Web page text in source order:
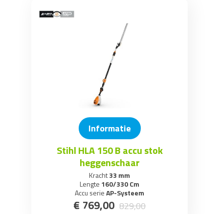
Informatie
Stihl HLA 150 B accu stok
heggenschaar
Kracht33 mm
Lengte 160/330 Cm
Accu serieAP-Systeem
€ 769,00 829,00